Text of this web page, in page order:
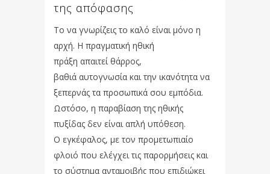
της απόφασης
Το να γνωρίζεις το καλό είναι μόνο η
αρχή. Η πραγματική ηθική
πράξη απαιτεί θάρρος,
βαθιά αυτογνωσία και την ικανότητα να
ξεπερνάς τα προσωπικά σου εμπόδια.
Ωστόσο, η παραβίαση της ηθικής
πυξίδας δεν είναι απλή υπόθεση.
Ο εγκέφαλος, με τον προμετωπιαίο
φλοιό που ελέγχει τις παρορμήσεις και
το σύστημα ανταμοιβής που επιδιώκει